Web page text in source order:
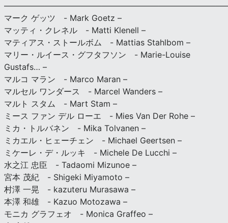
マーク ゲッツ - Mark Goetz –
マッティ・クレネル - Matti Klenell –
マティアス・ストールボム - Mattias Stahlbom –
マリー・ルイース・グフタフソン - Marie-Louise
Gustafs… –
マルコ マラン - Marco Maran –
マルセル ワンダース - Marcel Wanders –
マルト スタム - Mart Stam –
ミース ファン デル ローエ - Mies Van Der Rohe –
ミカ・トルバネン - Mika Tolvanen –
ミカエル・ヒェーチェン - Michael Geertsen –
ミケーレ・デ・ルッキ - Michele De Lucchi –
水之江 忠臣 - Tadaomi Mizunoe –
宮本 茂紀 - Shigeki Miyamoto –
村澤 一晃 - kazuteru Murasawa –
本澤 和雄 - Kazuo Motozawa –
モニカ グラフェオ - Monica Graffeo –